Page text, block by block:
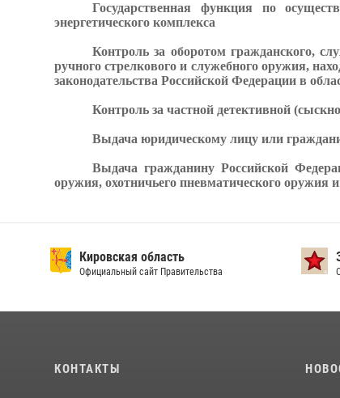
Государственная функция по
энергетического комплекса
Контроль за оборотом гражданского,
ручного стрелкового и служебного оружия,
законодательства Российской Федерации в
Контроль за частной детективной
Выдача юридическому лицу или
Выдача гражданину Российской
оружия, охотничьего пневматического оружия
Кировская область
Официальный сайт Правительства
КОНТАКТЫ